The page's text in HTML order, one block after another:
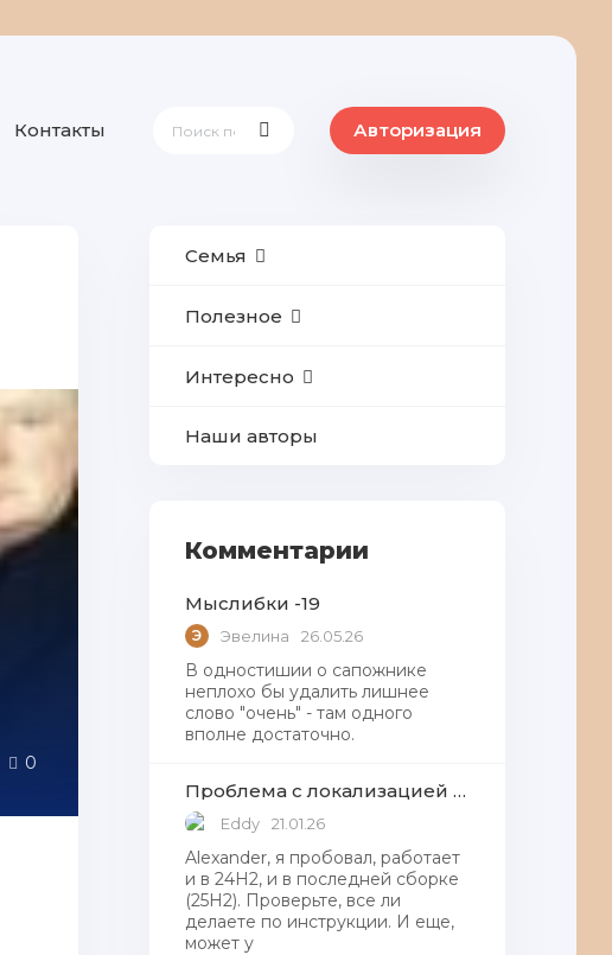
Контакты Авторизация
0
Семья
Полезное
Интересно
Наши авторы
Комментарии
Мыслибки -19
Э Эвелина 26.05.26
В одностишии о сапожнике
неплохо бы удалить лишнее
слово "очень" - там одного
вполне достаточно.
Проблема с локализацией языков Windows Defender, Microsoft Store в Windows 11
Eddy 21.01.26
Alexander, я пробовал, работает
и в 24H2, и в последней сборке
(25H2). Проверьте, все ли
делаете по инструкции. И еще,
может у